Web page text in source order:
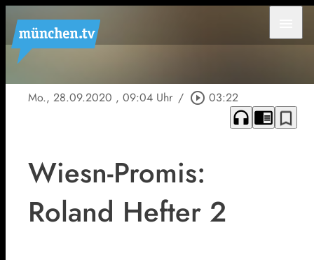
Mo., 28.09.2020 , 09:04 Uhr / play_circle_outline 03:22
headphones chrome_reader_mode bookmark_border
Wiesn-Promis:
Roland Hefter 2